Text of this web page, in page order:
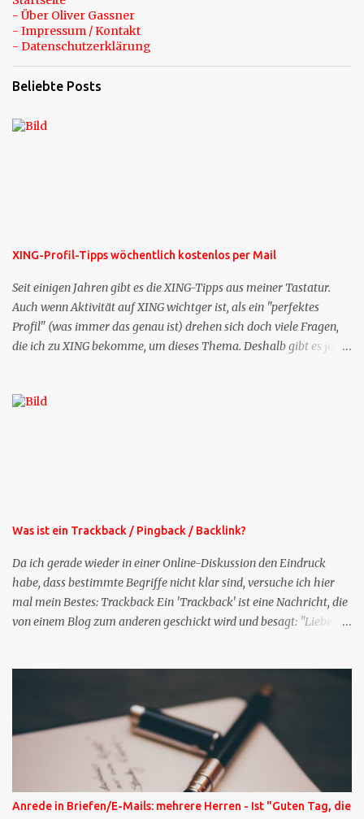
- Über Oliver Gassner
- Impressum / Kontakt
- Datenschutzerklärung
Beliebte Posts
XING-Profil-Tipps wöchentlich kostenlos per Mail
Seit einigen Jahren gibt es die XING-Tipps aus meiner Tastatur.
Auch wenn Aktivität auf XING wichtger ist, als ein "perfektes
Profil" (was immer das genau ist) drehen sich doch viele Fragen,
die ich zu XING bekomme, um dieses Thema. Deshalb gibt es jetzt
bekommen Sie kostenlos eine weitere Folge. Die Startsequenz ist 16
Was ist ein Trackback / Pingback / Backlink?
Da ich gerade wieder in einer Online-Diskussion den Eindruck
habe, dass bestimmte Begriffe nicht klar sind, versuche ich hier
mal mein Bestes: Trackback Ein 'Trackback' ist eine Nachricht, die
von einem Blog zum anderen geschickt wird und besagt: "Lieber
was ich zu deinem Inhalt zu sagen hatte." Diese
Nachrichtenfunktion wird 'angestoßen' in dem 'mein' Blog an die
'TrackbackURL' des Anderen einen 'Ping' schickt, d.h. ein paar
Parameter übergibt (URL meines Eintrags, Kurzzitat meines
Beitrags). Praktisch muss man nichts Anderes tun, als die
TrackbackURL beim Schreiben meines Beitrags in ein bestimmtes
Anrede in Briefen/E-Mails: mehrere Herren - Ist "Guten Tag, die